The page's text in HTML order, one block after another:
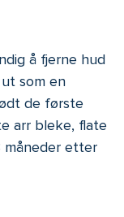
å fjerne hud
som en
de første
arr bleke, flate
måneder etter